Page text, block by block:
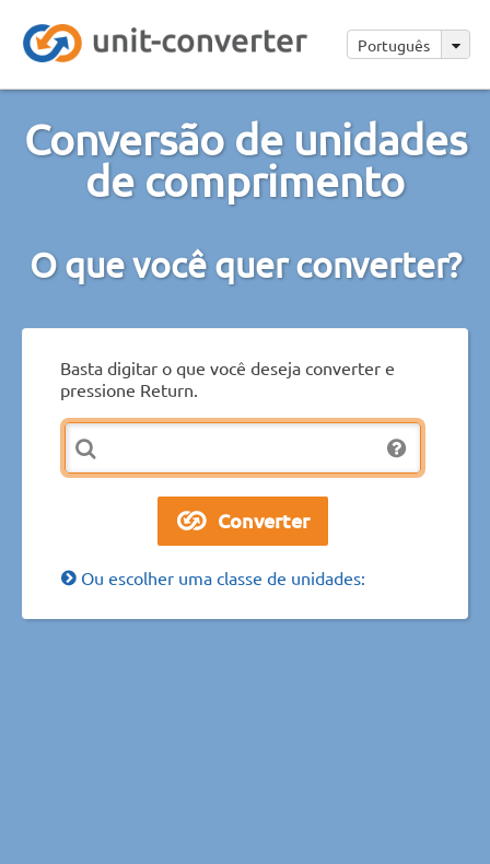
Português
Conversão de unidades
de comprimento
O que você quer converter?
Basta digitar o que você deseja converter e
pressione Return.
Ou escolher uma classe de unidades: